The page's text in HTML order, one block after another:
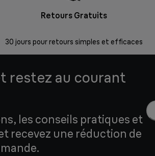
Retours Gratuits
30 jours pour retours simples et efficaces
restez au courant
les conseils pratiques et
recevez une réduction de